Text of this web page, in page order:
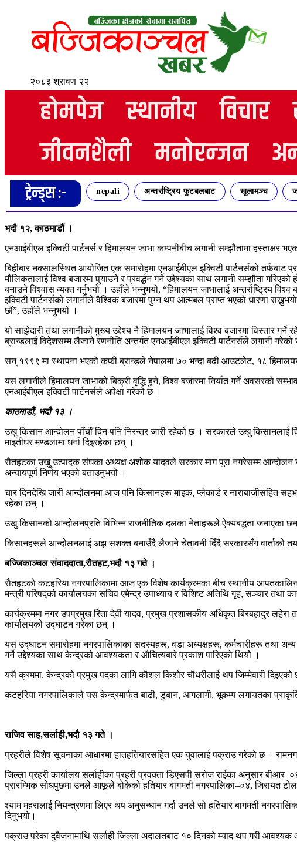
२०८३ श्रावण २२
होमपेज स्थानीय विचार
जीवनशैली मनोरन्जन
ट्रेन्ड्स :- nepali अन्तर्राष्ट्रिय फुटबलबाट खुलामञ्च
भदौ १२, काठमाडौं ।
एनआईबीएल इक्विटी पार्टनर्स र हिमालयन जाभा कम्पनीबीच लगानी सम्झौतामा हस्ताक्षर
बिहीबार नक्सालस्थित आयोजित एक समारोहमा एनआईबीएल इक्विटी पार्टनर्सको तर्फबाट
मौलिकतालाई विश्व बजारमा पुर्‍याउने र प्रवर्द्धन गर्ने उद्देश्यका साथ लगानी सम्झौता
बनाउने विश्वास व्यक्त गर्नुभयो । उहाँले भन्नुभयो, “हिमालयन जाभालाई अन्तर्राष्ट्रिय
इक्विटी पार्टनर्सको लगानीले वैश्विक बजारमा पुग्न थप आत्मबल प्राप्त भएको धारणा राख्नुभयो
छौं”, उहाँले भन्नुभयो ।
यो साझेदारी तथा लगानीको मुख्य उद्देश्य नै हिमालयन जाभालाई विश्व बजारमा
ब्रान्डलाई विदेशसम्म लैजाने रणनीति अन्तर्गत एनआईबीएल इक्विटी पार्टनर्सले लगानी
सन् १९९९ मा स्थापना भएको कफी ब्रान्डले नेपालमा ७० भन्दा बढी आउटलेट, १८
यस लगानीले हिमालयन जाभाको बिक्री वृद्धि हुने, विश्व बजारमा निर्यात गर्ने अवसरको
एनआईबीएल इक्विटी पार्टनर्सले अपेक्षा गरेको छ ।
काठमाडौं, भदौ १३ ।
उखु किसान आन्दोलन पाँचौँ दिन पनि निरन्तर जारी रहेको छ । सरकारले उखु किसानलाई
माइतीघर मण्डलामा धर्ना दिइरहेका छन् ।
रौतहटका उखु उत्पादक संघका अध्यक्ष अशोक यादवले सरकार माग पूरा नगरेसम्म आन्दोलन
अन्यायपूर्ण निर्णय भएको बताउनुभयो ।
चार दिनदेखि जारी आन्दोलनमा आज पनि किसानहरू माइक, प्लेकार्ड र नाराबाजीसहित
रहेका छन् ।
उखु किसानको आन्दोलनप्रति विभिन्न राजनीतिक दलका नेताहरूले ऐक्यबद्धता जनाएका
किसानहरूले आन्दोलनलाई अझ सशक्त बनाउँदै लैजाने चेतावनी दिँदै सरकारसँग वार्ताको
बज्जिकाञ्चल संवाददाता,राैतहट,भदौ १३ गते ।
राैतहटकाे कटहरिया नगरपालिकामा आज एक विशेष कार्यक्रमका बीच स्थानीय
मन्त्री परिषद्को कार्यालयका सचिव एमेन्द्र उपाध्याय र विशिष्ट अतिथि गृह, सञ्चार
कार्यक्रममा नगर उपप्रमुख रिता देवी यादव, प्रमुख प्रशासकीय अधिकृत बिरबहादुर
कार्यालयको उद्घाटन गरेका छन् ।
यस उद्घाटन समारोहमा नगरपालिकाका सदस्यहरू, वडा अध्यक्षहरू, कर्मचारीहरू तथा
गर्ने उद्देश्यका साथ केन्द्रको आवश्यकता र औचित्यबारे प्रकाश पारिएकाे थियोे ।
यसै क्रममा, केन्द्रको प्रमुख पदका लागि कौशल किशोर चौधरीलाई थप जिम्मेवारी
कटहरिया नगरपालिकाले यस केन्द्रमार्फत बाढी, डुबान, आगलागी, भूकम्प लगायतका
राजिव साह,सर्लाही,भदौ १३ गते ।
प्रहरीले विशेष सूचनाका आधारमा हातहतियारसहित एक युवालाई पक्राउ गरेको छ ।
जिल्ला प्रहरी कार्यालय सर्लाहीका प्रहरी प्रवक्ता डिएसपी सरोज राईका अनुसार
प्रारम्भिक सोधपुछमा उनले आफूले बोकेको हतियार बागमती नगरपालिका–०४, जिरायत
श्याम महरालाई नियन्त्रणमा लिएर थप अनुसन्धान गर्दा उनले सो हतियार बागमती
दिनुभयो।
पक्राउ परेका दुवैजनामाथि सर्लाही जिल्ला अदालतबाट १० दिनको म्याद थप गरी